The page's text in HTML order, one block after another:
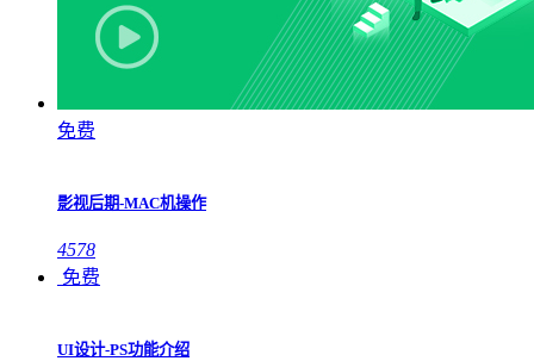
免费
影视后期-MAC机操作
4578
免费
UI设计-PS功能介绍